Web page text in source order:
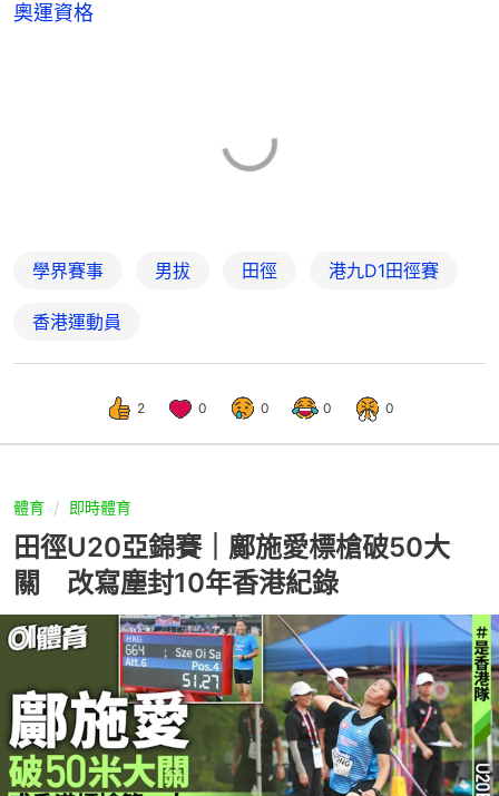
奧運資格
學界賽事 男拔 田徑 港九D1田徑賽
香港運動員
2 0 0 0 0
體育 即時體育
田徑U20亞錦賽｜鄺施愛標槍破50大
關 改寫塵封10年香港紀錄